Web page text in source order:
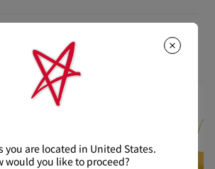
ヤマト運輸にて発送いたします。
必要な商品は、1週間程でのお届けとなりま
天候不良、決済確認等により発送が遅延す
情報は下記よりご確認くださいませ。
にカスタマーサービスに返品交換のご連絡
かつ未使用の場合に限り返品交換を受け付
料は無料です。
関する情報は下記よりご確認くださいま
品
you are located in United States.
would you like to proceed?